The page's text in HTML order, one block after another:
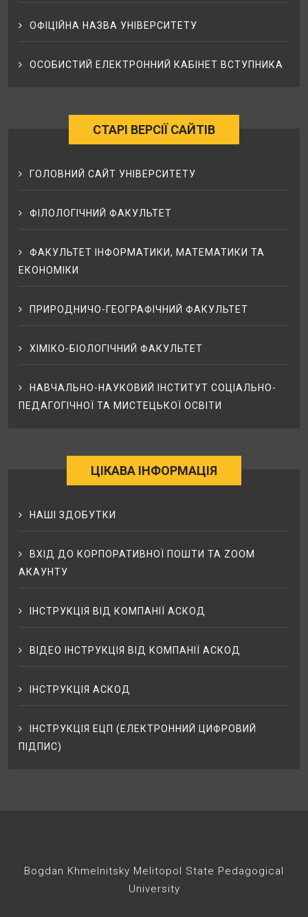
ОФІЦІЙНА НАЗВА УНІВЕРСИТЕТУ
ОСОБИСТИЙ ЕЛЕКТРОННИЙ КАБІНЕТ ВСТУПНИКА
СТАРІ ВЕРСІЇ САЙТІВ
ГОЛОВНИЙ САЙТ УНІВЕРСИТЕТУ
ФІЛОЛОГІЧНИЙ ФАКУЛЬТЕТ
ФАКУЛЬТЕТ ІНФОРМАТИКИ, МАТЕМАТИКИ ТА
ЕКОНОМІКИ
ПРИРОДНИЧО-ГЕОГРАФІЧНИЙ ФАКУЛЬТЕТ
ХІМІКО-БІОЛОГІЧНИЙ ФАКУЛЬТЕТ
НАВЧАЛЬНО-НАУКОВИЙ ІНСТИТУТ СОЦІАЛЬНО-
ПЕДАГОГІЧНОЇ ТА МИСТЕЦЬКОЇ ОСВІТИ
ЦІКАВА ІНФОРМАЦІЯ
НАШІ ЗДОБУТКИ
ВХІД ДО КОРПОРАТИВНОЇ ПОШТИ ТА ZOOM
АКАУНТУ
ІНСТРУКЦІЯ ВІД КОМПАНІЇ АСКОД
ВІДЕО ІНСТРУКЦІЯ ВІД КОМПАНІЇ АСКОД
ІНСТРУКЦІЯ АСКОД
ІНСТРУКЦІЯ ЕЦП (ЕЛЕКТРОННИЙ ЦИФРОВИЙ
ПІДПИС)
Bogdan Khmelnitsky Melitopol State Pedagogical
University